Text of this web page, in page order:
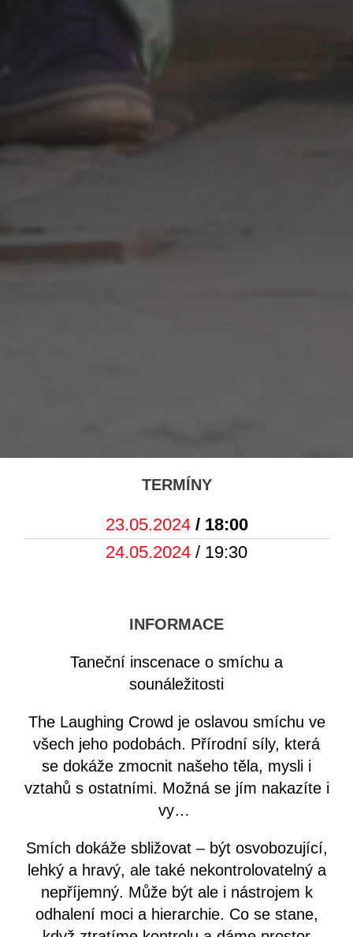
TERMÍNY
23.05.2024/ 18:00
24.05.2024 / 19:30
INFORMACE
Taneční inscenace o smíchu a
sounáležitosti
The Laughing Crowd je oslavou smíchu ve
všech jeho podobách. Přírodní síly, která
se dokáže zmocnit našeho těla, mysli i
vztahů s ostatními. Možná se jím nakazíte i
vy…
Smích dokáže sbližovat – být osvobozující,
lehký a hravý, ale také nekontrolovatelný a
nepříjemný. Může být ale i nástrojem k
odhalení moci a hierarchie. Co se stane,